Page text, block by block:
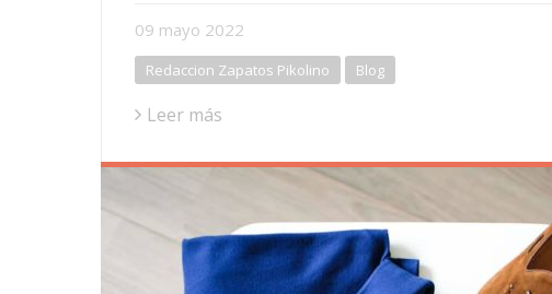
09 mayo 2022
Redaccion Zapatos Pikolino Blog
Leer más